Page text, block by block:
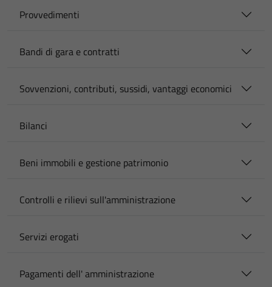
Provvedimenti
Bandi di gara e contratti
Sovvenzioni, contributi, sussidi, vantaggi economici
Bilanci
Beni immobili e gestione patrimonio
Controlli e rilievi sull'amministrazione
Servizi erogati
Pagamenti dell' amministrazione